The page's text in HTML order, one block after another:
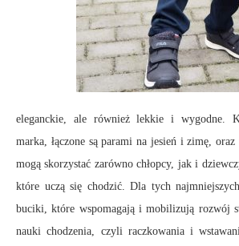
eleganckie, ale również lekkie i wygodne.
marka, łączone są parami na jesień i zimę,
mogą skorzystać zarówno chłopcy, jak i
które uczą się chodzić. Dla tych
buciki, które wspomagają i mobilizują rozwój
nauki chodzenia, czyli raczkowania i